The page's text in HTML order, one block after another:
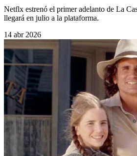
Netflx estrenó el primer adelanto de La
llegará en julio a la plataforma.
14 abr 2026